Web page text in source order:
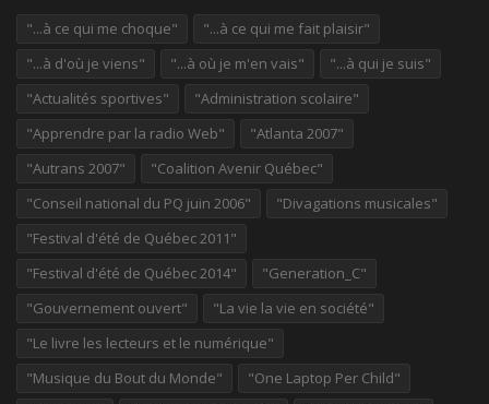
"...à ce qui me choque"
"...à ce qui me fait plaisir"
"...à d'où je viens"
"...à où je m'en vais"
"...à qui je suis"
"Actualités sportives"
"Administration scolaire"
"Apprendre par la radio Web"
"Atlanta 2007"
"Autrans 2007"
"Coalition Avenir Québec"
"Conseil national du PQ juin 2006"
"Divagations musicales"
"Festival d'été de Québec 2011"
"Festival d'été de Québec 2014"
"Generation_C"
"Gouvernement ouvert"
"La vie la vie en société"
"Le livre les lecteurs et le numérique"
"Musique du Bout du Monde"
"One Laptop Per Child"